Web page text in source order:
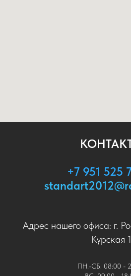
+7 951 525
Адрес нашего офиса: г.
Курская 1
ПН.-СБ. 08:00 -